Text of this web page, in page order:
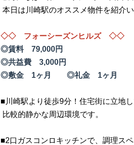
本日は川崎駅のオススメ物件を紹介
◇◇ フォーシーズンヒルズ ◇◇
◎賃料 79,000円
◎共益費 3,000円
◎敷金 1ヶ月 ◎礼金 1ヶ月
■川崎駅より徒歩9分！住宅街に立地
比較的静かな周辺環境です。
■2口ガスコンロキッチンで、調理ス